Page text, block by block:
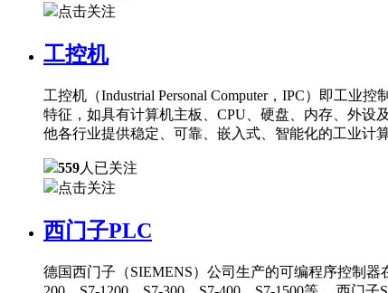
点击关注
工控机
工控机（Industrial Personal Computer，IPC）即工
特征，如具有计算机主板、CPU、硬盘、内存、外设
他各行业提供稳定、可靠、嵌入式、智能化的工业计算
559人已关注
点击关注
西门子PLC
德国西门子（SIEMENS）公司生产的可编程序控制